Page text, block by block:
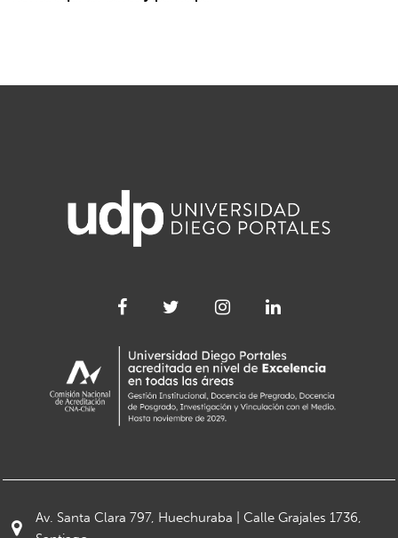
Av. Santa Clara 797, Huechuraba | Calle Grajales 1736,